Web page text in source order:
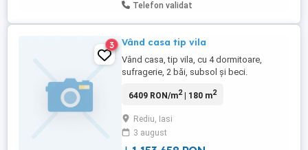
Telefon validat
3 Vând casa tip vila
Vând casa, tip vila, cu 4 dormitoare,
sufragerie, 2 băi, subsol și beci.
6409 RON/m2| 180 m2
Rediu, Iasi
3 august